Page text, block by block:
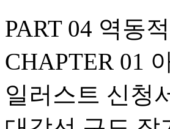
PART 04 역동
CHAPTER 01
일러스트 신청